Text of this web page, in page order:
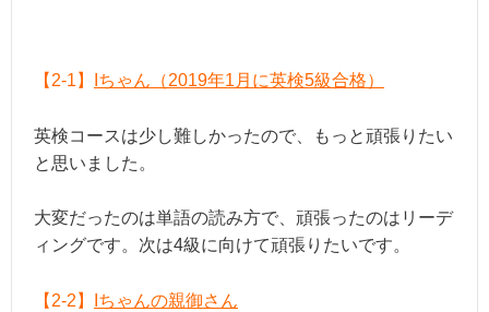
【2-1】 Iちゃん（2019年1月に英検5級合格）
英検コースは少し難しかったので、もっと頑張りたい
と思いました。
大変だったのは単語の読み方で、頑張ったのはリーデ
ィングです。次は4級に向けて頑張りたいです。
【2-2】 Iちゃんの親御さん